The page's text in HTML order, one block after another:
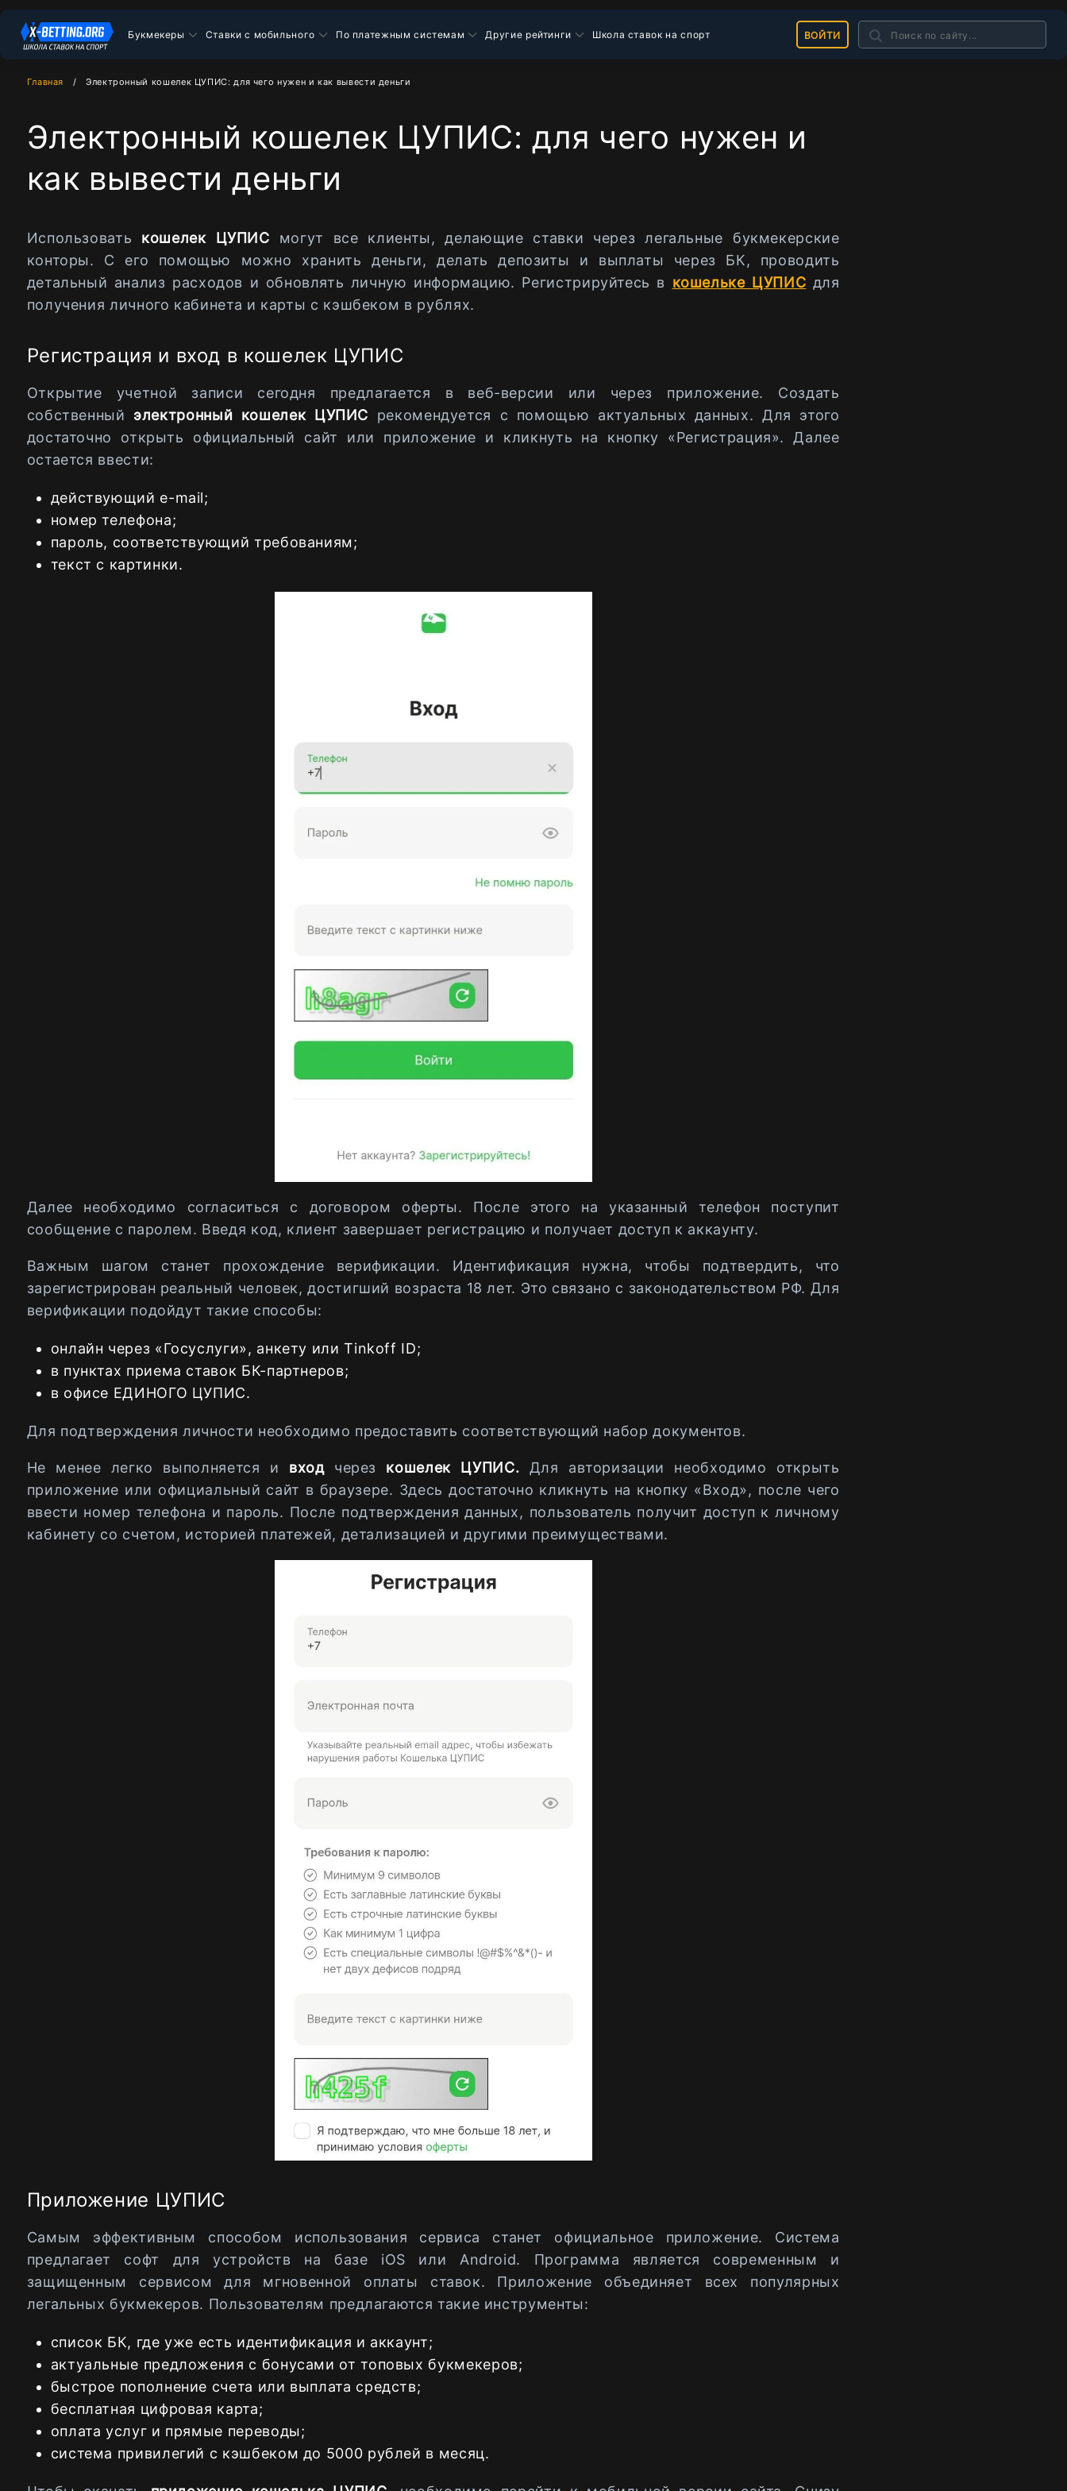
Букмекеры Ставки с мобильного По платежным системам Другие рейтинги Школа ставок на спорт ВОЙТИ
Главная Электронный кошелек ЦУПИС: для чего нужен и как вывести деньги
Электронный кошелек ЦУПИС: для чего нужен и
как вывести деньги
Использовать кошелек ЦУПИС могут все клиенты, делающие ставки через легальные букмекерские
конторы. С его помощью можно хранить деньги, делать депозиты и выплаты через БК, проводить
детальный анализ расходов и обновлять личную информацию. Регистрируйтесь в кошельке ЦУПИС для
получения личного кабинета и карты с кэшбеком в рублях.
Регистрация и вход в кошелек ЦУПИС
Открытие учетной записи сегодня предлагается в веб-версии или через приложение. Создать
собственный электронный кошелек ЦУПИС рекомендуется с помощью актуальных данных. Для этого
достаточно открыть официальный сайт или приложение и кликнуть на кнопку «Регистрация». Далее
остается ввести:
действующий e-mail;
номер телефона;
пароль, соответствующий требованиям;
текст с картинки.
Далее необходимо согласиться с договором оферты. После этого на указанный телефон поступит
сообщение с паролем. Введя код, клиент завершает регистрацию и получает доступ к аккаунту.
Важным шагом станет прохождение верификации. Идентификация нужна, чтобы подтвердить, что
зарегистрирован реальный человек, достигший возраста 18 лет. Это связано с законодательством РФ. Для
верификации подойдут такие способы:
онлайн через «Госуслуги», анкету или Tinkoff ID;
в пунктах приема ставок БК-партнеров;
в офисе ЕДИНОГО ЦУПИС.
Для подтверждения личности необходимо предоставить соответствующий набор документов.
Не менее легко выполняется и входчерез кошелек ЦУПИС. Для авторизации необходимо открыть
приложение или официальный сайт в браузере. Здесь достаточно кликнуть на кнопку «Вход», после чего
ввести номер телефона и пароль. После подтверждения данных, пользователь получит доступ к личному
кабинету со счетом, историей платежей, детализацией и другими преимуществами.
Приложение ЦУПИС
Самым эффективным способом использования сервиса станет официальное приложение. Система
предлагает софт для устройств на базе iOS или Android. Программа является современным и
защищенным сервисом для мгновенной оплаты ставок. Приложение объединяет всех популярных
легальных букмекеров. Пользователям предлагаются такие инструменты:
список БК, где уже есть идентификация и аккаунт;
актуальные предложения с бонусами от топовых букмекеров;
быстрое пополнение счета или выплата средств;
бесплатная цифровая карта;
оплата услуг и прямые переводы;
система привилегий с кэшбеком до 5000 рублей в месяц.